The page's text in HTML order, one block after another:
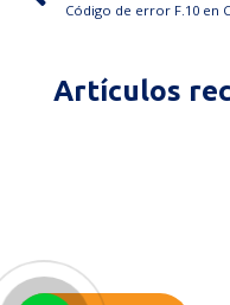
Artículos